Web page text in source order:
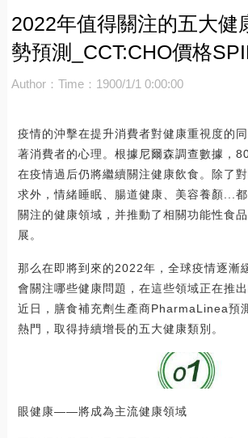
2022年值得關注的五大健
勢預測_CCT:CHO價格
Author： Time：1900/1/1 0:00:00
疫情的沖擊在提升消費者對健康重視度的
著消費者的心理。根據尼爾森調查數據，
在疫情過后仍將繼續關注健康飲食。除了
求外，情緒睡眠、腸道健康、美容養顏...
關注的健康領域，并推動了相關功能性食
展。
那么在即將到來的2022年，全球疫情逐漸
會關注哪些健康問題，在這些領域正在推
近日，膳食補充劑生產商PharmaLinea預
熱門，取得持續增長的五大健康類別。
眼健康——將成為主流健康領域